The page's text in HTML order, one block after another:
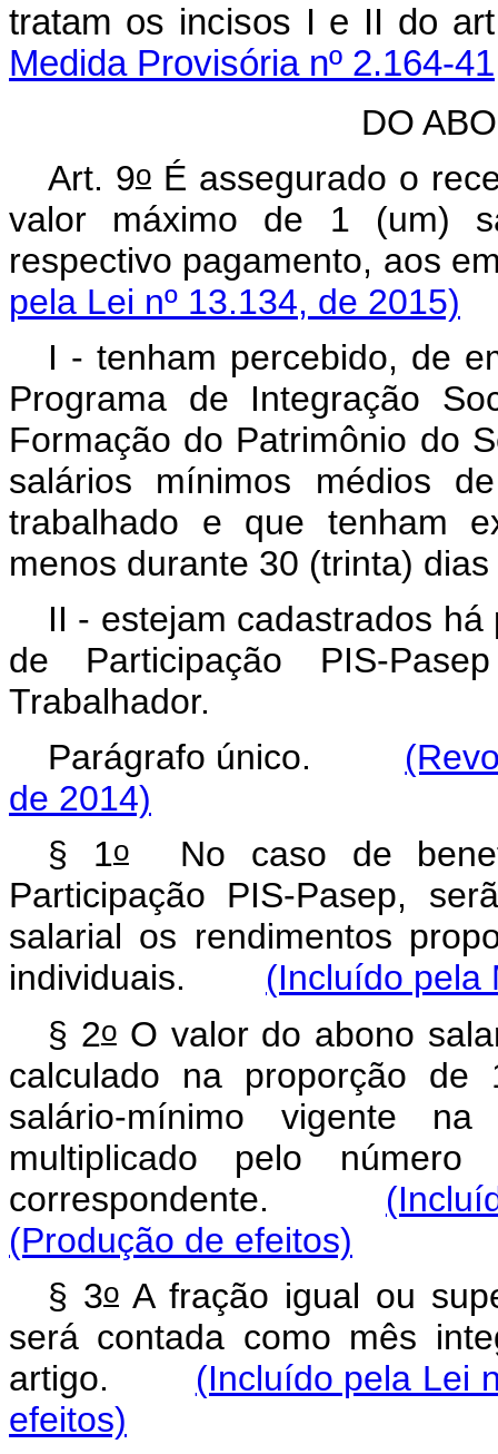
tratam os incisos I e II do
Medida Provisória nº 2.164-
DO
Art. 9oÉ assegurado o
valor máximo de 1 (um)
respectivo pagamento,
pela Lei nº 13.134, de 2015)
I - tenham percebido, de
Programa de Integração
Formação do Patrimônio do
salários mínimos médios
trabalhado e que tenham
menos durante 30 (trinta)
II - estejam cadastrados
de Participação PIS-
Trabalhador.
Parágrafo único.
de 2014)
§ 1oNo caso de
Participação PIS-Pasep,
salarial os rendimentos
individuais. (Incluído pela
§ 2oO valor do abono
calculado na proporção
salário-mínimo vigente
multiplicado pelo
correspondente.
(Produção de efeitos)
§ 3o A fração igual ou
será contada como mês
artigo.
(Incluído pela Lei
efeitos)